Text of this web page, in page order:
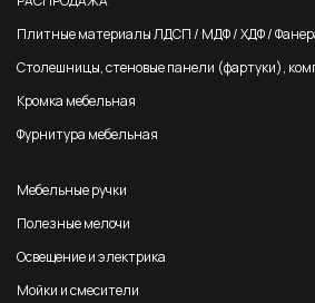
Плитные материалы ЛДСП / МДФ / ХДФ /
Столешницы, стеновые панели (фартуки),
Кромка мебельная
Фурнитура мебельная
Мебельные ручки
Полезные мелочи
Освещение и электрика
Мойки и смесители